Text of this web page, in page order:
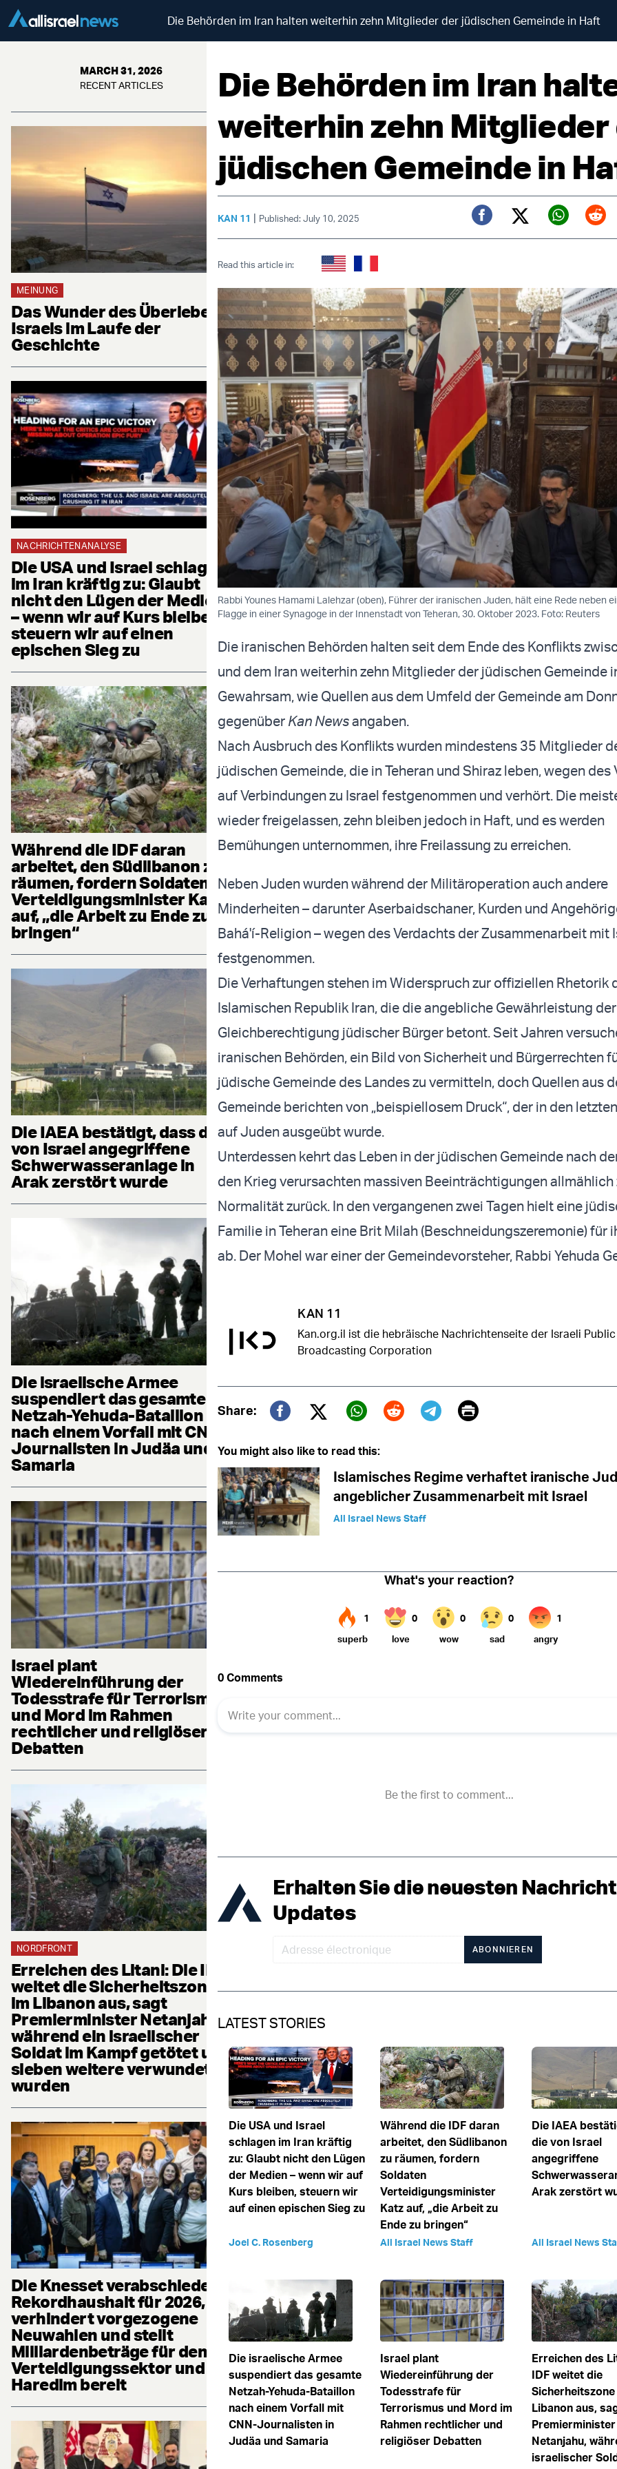
Die Behörden im Iran halten weiterhin zehn Mitglieder der jüdischen Gemeinde in Haft
MARCH 31, 2026
RECENT ARTICLES
MEINUNG
Das Wunder des Überlebens
Israels im Laufe der
Geschichte
NACHRICHTENANALYSE
Die USA und Israel schlagen
im Iran kräftig zu: Glaubt
nicht den Lügen der Medien
– wenn wir auf Kurs bleiben,
steuern wir auf einen
epischen Sieg zu
Während die IDF daran
arbeitet, den Südlibanon zu
räumen, fordern Soldaten
Verteidigungsminister Katz
auf, „die Arbeit zu Ende zu
bringen“
Die IAEA bestätigt, dass die
von Israel angegriffene
Schwerwasseranlage in
Arak zerstört wurde
Die israelische Armee
suspendiert das gesamte
Netzah-Yehuda-Bataillon
nach einem Vorfall mit CNN-
Journalisten in Judäa und
Samaria
Israel plant
Wiedereinführung der
Todesstrafe für Terrorismus
und Mord im Rahmen
rechtlicher und religiöser
Debatten
NORDFRONT
Erreichen des Litani: Die IDF
weitet die Sicherheitszone
im Libanon aus, sagt
Premierminister Netanjahu,
während ein israelischer
Soldat im Kampf getötet und
sieben weitere verwundet
wurden
Die Knesset verabschiedet
Rekordhaushalt für 2026,
verhindert vorgezogene
Neuwahlen und stellt
Milliardenbeträge für den
Verteidigungssektor und die
Haredim bereit
Die Behörden im Iran
weiterhin zehn Mitglieder
jüdischen Gemeinde in
KAN 11 | Published: July 10, 2025
Facebook
Twitter (X)
Read this article in:
Rabbi Younes Hamami Lalehzar (oben), Führer der iranischen Juden, hält eine Rede neben
Flagge in einer Synagoge in der Innenstadt von Teheran, 30. Oktober 2023. Foto: Reuters
Die iranischen Behörden halten seit dem Ende des Konflikts
und dem Iran weiterhin zehn Mitglieder der jüdischen Gemeinde
Gewahrsam, wie Quellen aus dem Umfeld der Gemeinde am
gegenüber Kan Newsangaben.
Nach Ausbruch des Konflikts wurden mindestens 35 Mitglieder
jüdischen Gemeinde, die in Teheran und Shiraz leben, wegen des
auf Verbindungen zu Israel festgenommen und verhört. Die
wieder freigelassen, zehn bleiben jedoch in Haft, und es werden
Bemühungen unternommen, ihre Freilassung zu erreichen.
Neben Juden wurden während der Militäroperation auch andere
Minderheiten – darunter Aserbaidschaner, Kurden und
Bahá'í-Religion – wegen des Verdachts der Zusammenarbeit mit
festgenommen.
Die Verhaftungen stehen im Widerspruch zur offiziellen Rhetorik
Islamischen Republik Iran, die die angebliche Gewährleistung der
Gleichberechtigung jüdischer Bürger betont. Seit Jahren
iranischen Behörden, ein Bild von Sicherheit und Bürgerrechten
jüdische Gemeinde des Landes zu vermitteln, doch Quellen aus
Gemeinde berichten von „beispiellosem Druck“, der in den
auf Juden ausgeübt wurde.
Unterdessen kehrt das Leben in der jüdischen Gemeinde nach
den Krieg verursachten massiven Beeinträchtigungen allmählich
Normalität zurück. In den vergangenen zwei Tagen hielt eine
Familie in Teheran eine Brit Milah (Beschneidungszeremonie) für
ab. Der Mohel war einer der Gemeindevorsteher, Rabbi Yehuda
KAN 11
Kan.org.il ist die hebräische Nachrichtenseite der Israeli Public
Broadcasting Corporation
Share:
Twitter (X)
Print
You might also like to read this:
Islamisches Regime verhaftet iranische
angeblicher Zusammenarbeit mit Israel
All Israel News Staff
Erhalten Sie die neuesten
Updates
ABONNIEREN
LATEST STORIES
Die USA und Israel
schlagen im Iran kräftig
zu: Glaubt nicht den Lügen
der Medien – wenn wir auf
Kurs bleiben, steuern wir
auf einen epischen Sieg zu
Joel C. Rosenberg
Während die IDF daran
arbeitet, den Südlibanon
zu räumen, fordern
Soldaten
Verteidigungsminister
Katz auf, „die Arbeit zu
Ende zu bringen“
All Israel News Staff
Die IAEA
die von Israel
angegriffene
Arak zerstört
All Israel News
Die israelische Armee
suspendiert das gesamte
Netzah-Yehuda-Bataillon
nach einem Vorfall mit
CNN-Journalisten in
Judäa und Samaria
Israel plant
Wiedereinführung der
Todesstrafe für
Terrorismus und Mord im
Rahmen rechtlicher und
religiöser Debatten
Erreichen des
IDF weitet die
Sicherheitszone
Libanon aus,
Premierminister
Netanjahu,
israelischer